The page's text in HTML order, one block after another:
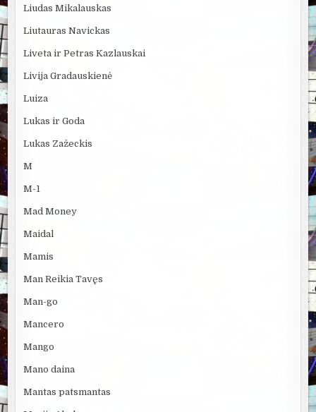
Liudas Mikalauskas
Liutauras Navickas
Liveta ir Petras Kazlauskai
Livija Gradauskienė
Luiza
Lukas ir Goda
Lukas Zažeckis
M
M-1
Mad Money
Maidal
Mamis
Man Reikia Tavęs
Man-go
Mancero
Mango
Mano daina
Mantas patsmantas